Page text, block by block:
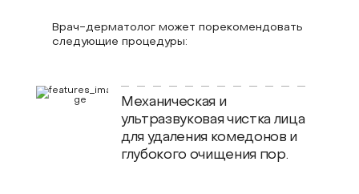
Врач-дерматолог может порекомендовать
следующие процедуры:
Механическая и
ультразвуковая чистка лица
для удаления комедонов и
глубокого очищения пор.